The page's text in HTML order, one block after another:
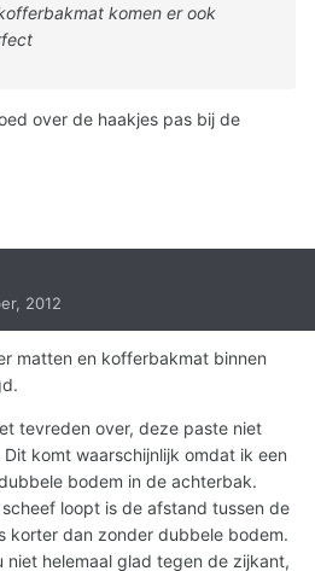
komen er ook
over de haakjes pas bij de
2012
matten en kofferbakmat binnen
tevreden over, deze paste niet
komt waarschijnlijk omdat ik een
bodem in de achterbak.
loopt is de afstand tussen de
korter dan zonder dubbele bodem.
niet helemaal glad tegen de zijkant,